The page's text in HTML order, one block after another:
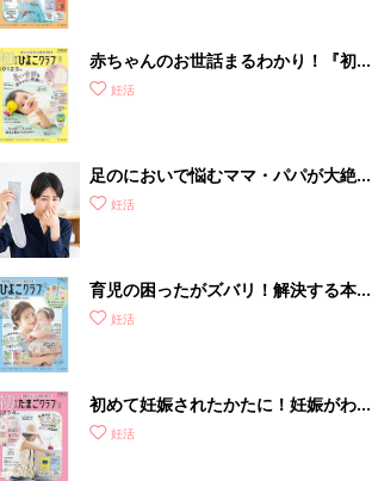
赤ちゃんのお世話まるわかり！『初め
てのひよこクラブ 夏号』〈巻頭大特
妊活
足のにおいで悩むママ・パパが大絶賛
する「魔法の粉」とは？
妊活
育児の困ったがズバリ！解決する本
『ひよこクラブ 夏号』 4カ月～2才
妊活
初めて妊娠されたかたに！妊娠がわか
ったら最初に読む本『初めてのたまご
妊活